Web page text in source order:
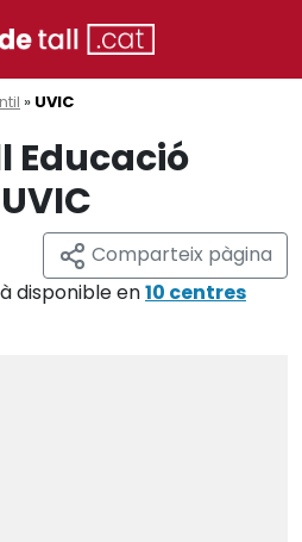
» UVIC
Educació
Comparteix pàgina
disponible en10 centres